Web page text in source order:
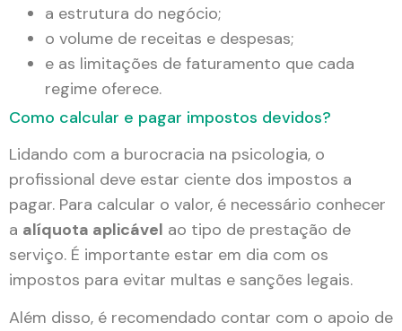
a estrutura do negócio;
o volume de receitas e despesas;
e as limitações de faturamento que cada
regime oferece.
Como calcular e pagar impostos devidos?
Lidando com a burocracia na psicologia, o
profissional deve estar ciente dos impostos a
pagar. Para calcular o valor, é necessário conhecer
a alíquota aplicável ao tipo de prestação de
serviço. É importante estar em dia com os
impostos para evitar multas e sanções legais.
Além disso, é recomendado contar com o apoio de